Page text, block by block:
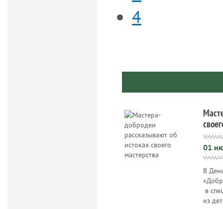
4
01
В
в
из